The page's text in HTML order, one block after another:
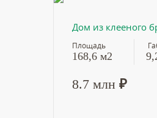
Дом из клееного
Площадь
168,6 м2
8.7 млн ₽